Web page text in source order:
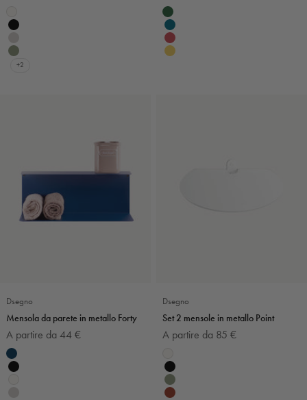
Bianco
Nero
Grigio chiaro
Verde salvia
+2
Colore
Verde bosco
Petrolio
Rosso rubino
Giallo
Dsegno
Mensola da parete in metallo Forty
Prezzo scontato
A partire da 44 €
Colore
Blu navy
Nero
Dsegno
Set 2 mensole in metallo Point
Prezzo scontato
A partire da 85 €
Bianco
Nero
Verde salvia